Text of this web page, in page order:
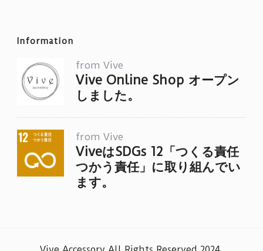
Information
from Vive
Vive Online Shop オープン
しました。
from Vive
ViveはSDGs 12「つくる責任
つかう責任」に取り組んでい
ます。